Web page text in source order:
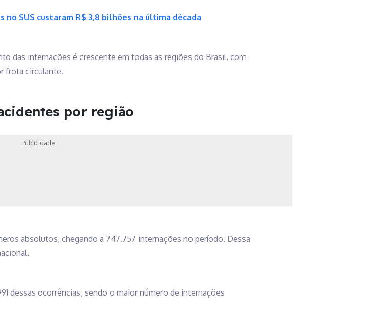
SUS custaram R$ 3,8 bilhões na última década
das internações é crescente em todas as regiões do Brasil, com
frota circulante.
por região
Publicidade
absolutos, chegando a 747.757 internações no período. Dessa
dessas ocorrências, sendo o maior número de internações